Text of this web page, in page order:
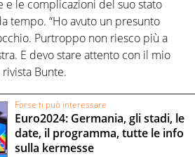
e le complicazioni del suo stato
tempo. “Ho avuto un presunto
Purtroppo non riesco più a
E devo stare attento con il mio
rivista Bunte.
Forse ti può interessare
Euro2024: Germania, gli stadi, le
date, il programma, tutte le info
sulla kermesse